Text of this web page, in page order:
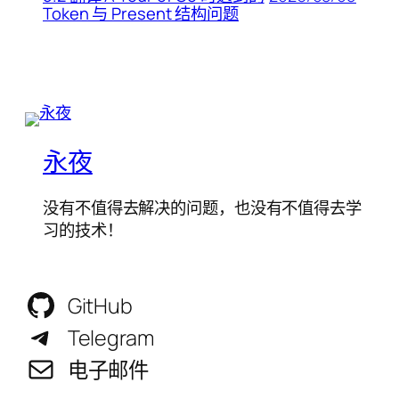
Token 与 Present 结构问题
永夜
没有不值得去解决的问题，也没有不值得去学
习的技术！
GitHub
Telegram
电子邮件